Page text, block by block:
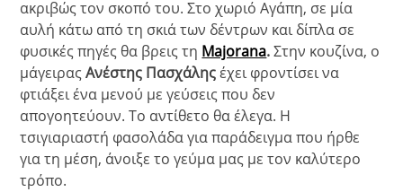
ακριβώς τον σκοπό του. Στο χωριό Αγάπη, σε μία
αυλή κάτω από τη σκιά των δέντρων και δίπλα σε
φυσικές πηγές θα βρεις τη Majorana.Στην κουζίνα, ο
μάγειραςΑνέστης Πασχάληςέχει φροντίσει να
φτιάξει ένα μενού με γεύσεις που δεν
απογοητεύουν. Το αντίθετο θα έλεγα. Η
τσιγιαριαστή φασολάδα για παράδειγμα που ήρθε
για τη μέση, άνοιξε το γεύμα μας με τον καλύτερο
τρόπο.